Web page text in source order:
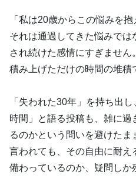
「私は20歳からこの悩みを
それは通過してきた悩みで
され続けた感情にすぎませ
積み上げただけの時間の堆積
「失われた30年」を持ち出
時間」と語る投稿も、雑に
るのかという問いを避けた
言われても、その自由に耐え
備わっているのか、疑問しか